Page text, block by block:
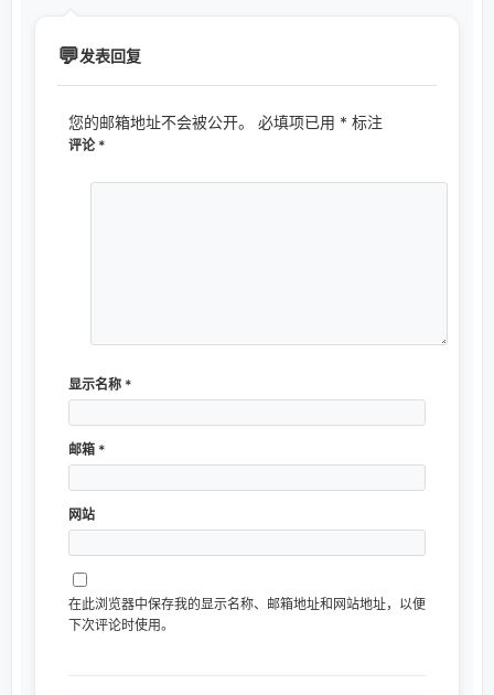
发表回复
您的邮箱地址不会被公开。 必填项已用 * 标注
评论 *
显示名称 *
邮箱 *
网站
在此浏览器中保存我的显示名称、邮箱地址和网站地址，以便
下次评论时使用。